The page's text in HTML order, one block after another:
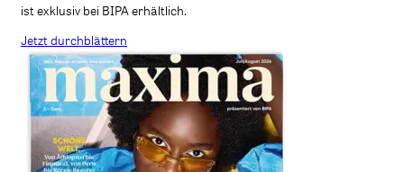
ist exklusiv bei BIPA erhältlich.
Jetzt durchblättern